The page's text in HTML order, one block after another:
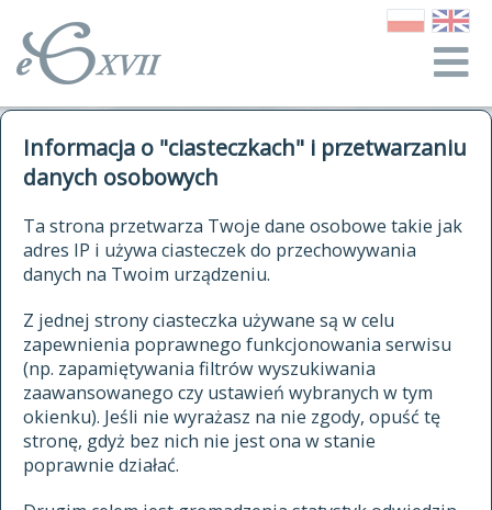
Informacja o "ciasteczkach" i przetwarzaniu
danych osobowych
Ta strona przetwarza Twoje dane osobowe takie jak
adres IP i używa ciasteczek do przechowywania
danych na Twoim urządzeniu.
Z jednej strony ciasteczka używane są w celu
zapewnienia poprawnego funkcjonowania serwisu
(np. zapamiętywania filtrów wyszukiwania
zaawansowanego czy ustawień wybranych w tym
okienku). Jeśli nie wyrażasz na nie zgody, opuść tę
stronę, gdyż bez nich nie jest ona w stanie
poprawnie działać.
autorzy Słownika
historia
publikacje
źródła
autorzy tekstów źródłowych
zasady opracowania
statystyki
najnowsze hasła
ostatnio zmodyfikowane hasła
materiały archiwalne
kwerendy
jak cytować Słownik
ELEKTRONICZNY SŁOWNIK
JĘZYKA POLSKIEGO
XVII I XVIII WIEKU
znajdź hasła
zaczynające się od